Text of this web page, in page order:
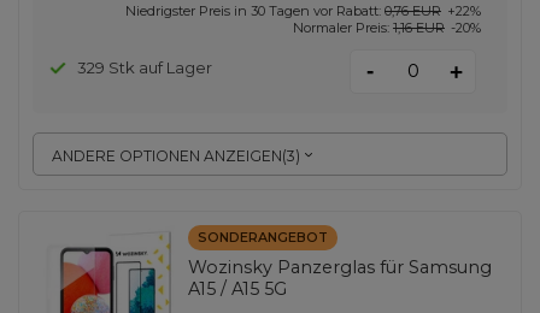
ANDERE OPTIONEN ANZEIGEN(3)
Niedrigster Preis in 30 Tagen vor Rabatt: 0,76 EUR +22%
Normaler Preis: 1,16 EUR -20%
329 Stk auf Lager - +
SONDERANGEBOT
Wozinsky Panzerglas für Samsung
A15 / A15 5G